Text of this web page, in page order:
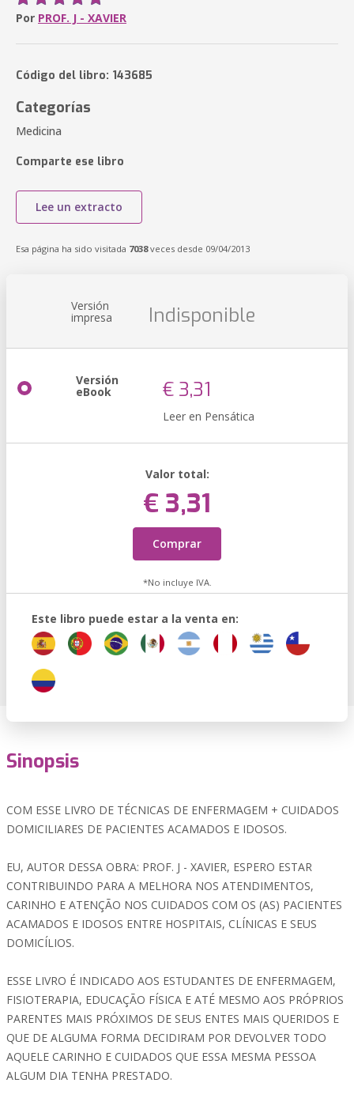
Por PROF. J - XAVIER
Código del libro: 143685
Categorías
Medicina
Comparte ese libro
Lee un extracto
Esa página ha sido visitada 7038veces desde 09/04/2013
Versión
impresa Indisponible
Versión
eBook € 3,31
Leer en Pensática
Valor total:
€ 3,31
Comprar
*No incluye IVA.
Este libro puede estar a la venta en:
Sinopsis
COM ESSE LIVRO DE TÉCNICAS DE ENFERMAGEM + CUIDADOS
DOMICILIARES DE PACIENTES ACAMADOS E IDOSOS.
EU, AUTOR DESSA OBRA: PROF. J - XAVIER, ESPERO ESTAR
CONTRIBUINDO PARA A MELHORA NOS ATENDIMENTOS,
CARINHO E ATENÇÃO NOS CUIDADOS COM OS (AS) PACIENTES
ACAMADOS E IDOSOS ENTRE HOSPITAIS, CLÍNICAS E SEUS
DOMICÍLIOS.
ESSE LIVRO É INDICADO AOS ESTUDANTES DE ENFERMAGEM,
FISIOTERAPIA, EDUCAÇÃO FÍSICA E ATÉ MESMO AOS PRÓPRIOS
PARENTES MAIS PRÓXIMOS DE SEUS ENTES MAIS QUERIDOS E
QUE DE ALGUMA FORMA DECIDIRAM POR DEVOLVER TODO
AQUELE CARINHO E CUIDADOS QUE ESSA MESMA PESSOA
ALGUM DIA TENHA PRESTADO.